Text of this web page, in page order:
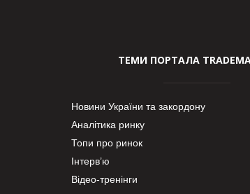
ТЕМИ ПОРТАЛА
Новини України та закордону
Аналітика ринку
Топи про ринок
Інтерв’ю
Відео-тренінги